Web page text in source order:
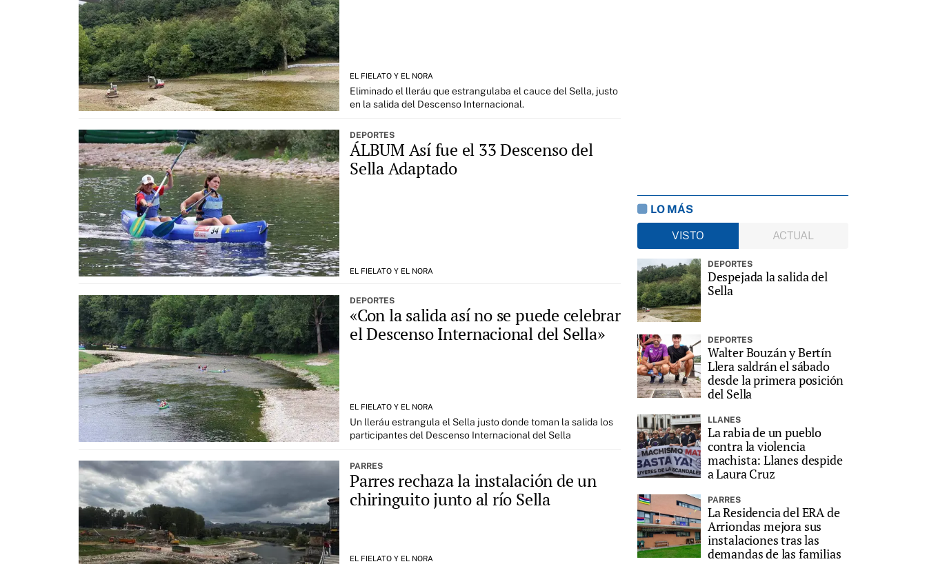
EL FIELATO Y EL NORA
Eliminado el lleráu que estrangulaba el cauce del Sella, justo
en la salida del Descenso Internacional.
DEPORTES
ÁLBUM Así fue el 33 Descenso del
Sella Adaptado
EL FIELATO Y EL NORA
DEPORTES
«Con la salida así no se puede celebrar
el Descenso Internacional del Sella»
EL FIELATO Y EL NORA
Un lleráu estrangula el Sella justo donde toman la salida los
participantes del Descenso Internacional del Sella
PARRES
Parres rechaza la instalación de un
chiringuito junto al río Sella
EL FIELATO Y EL NORA
LO MÁS
VISTO
ACTUAL
DEPORTES
Despejada la salida del
Sella
DEPORTES
Walter Bouzán y Bertín
Llera saldrán el sábado
desde la primera posición
del Sella
LLANES
La rabia de un pueblo
contra la violencia
machista: Llanes despide
a Laura Cruz
PARRES
La Residencia del ERA de
Arriondas mejora sus
instalaciones tras las
demandas de las familias